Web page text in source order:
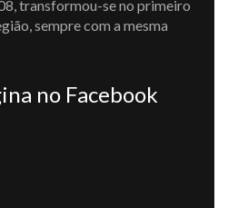
transformou-se no primeiro
sempre com a mesma
no Facebook